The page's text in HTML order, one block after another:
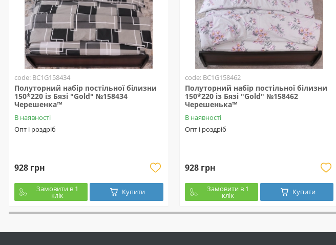
code: BC1G158434
Полуторний набір постільної білизни
150*220 із Бязі "Gold" №158434
Черешенка™
В наявності
Опт і роздріб
928 грн
Замовити в 1
клік Купити
code: BC1G158462
Полуторний набір постільної білизни
150*220 із Бязі "Gold" №158462
Черешенька™
В наявності
Опт і роздріб
928 грн
Замовити в 1
клік Купити